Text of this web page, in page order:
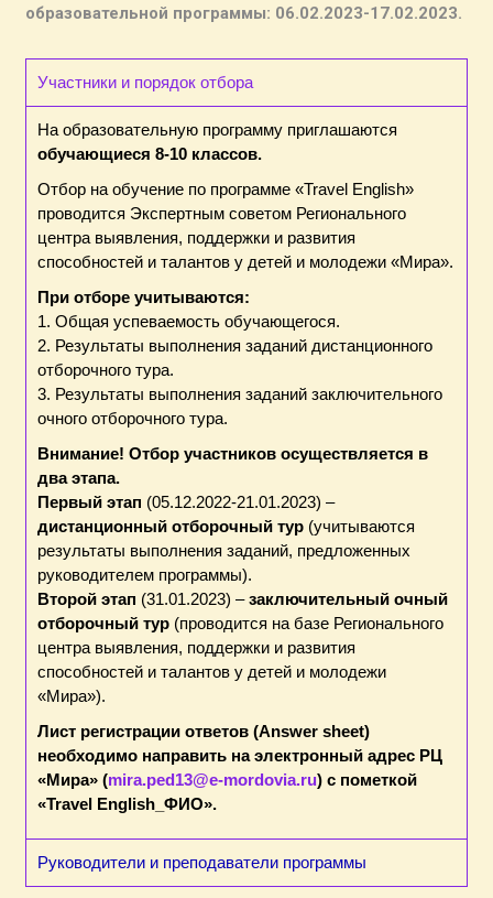
образовательной программы: 06.02.2023-17.02.2023.
Участники и порядок отбора
На образовательную программу приглашаются
обучающиеся 8-10 классов.
Отбор на обучение по программе «Travel English»
проводится Экспертным советом Регионального
центра выявления, поддержки и развития
способностей и талантов у детей и молодежи «Мира».
При отборе учитываются:
1. Общая успеваемость обучающегося.
2. Результаты выполнения заданий дистанционного
отборочного тура.
3. Результаты выполнения заданий заключительного
очного отборочного тура.
Внимание! Отбор участников осуществляется в
два этапа.
Первый этап (05.12.2022-21.01.2023) –
дистанционный отборочный тур (учитываются
результаты выполнения заданий, предложенных
руководителем программы).
Второй этап (31.01.2023) –заключительный очный
отборочный тур (проводится на базе Регионального
центра выявления, поддержки и развития
способностей и талантов у детей и молодежи
«Мира»).
Лист регистрации ответов (Answer sheet)
необходимо направить на электронный адрес РЦ
«Мира» (mira.ped13@e-mordovia.ru) с пометкой
«Travel English_ФИО».
Руководители и преподаватели программы